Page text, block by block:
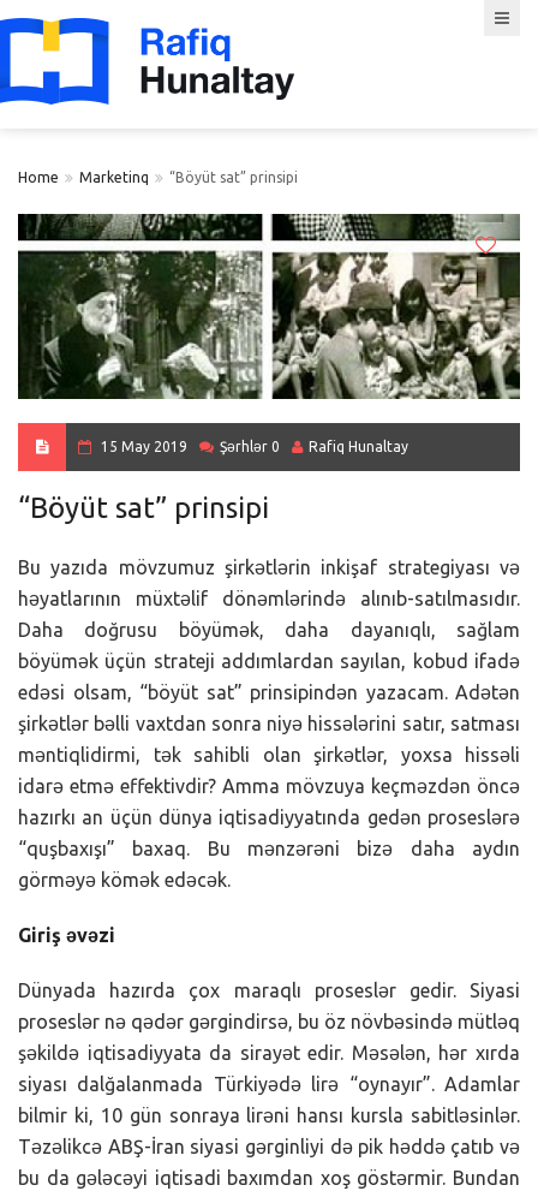
Home Marketinq “Böyüt sat” prinsipi
15 May 2019 Şərhlər 0 Rafiq Hunaltay
“Böyüt sat” prinsipi
Bu yazıda mövzumuz şirkətlərin inkişaf strategiyası və
həyatlarının müxtəlif dönəmlərində alınıb-satılmasıdır.
Daha doğrusu böyümək, daha dayanıqlı, sağlam
böyümək üçün strateji addımlardan sayılan, kobud ifadə
edəsi olsam, “böyüt sat” prinsipindən yazacam. Adətən
şirkətlər bəlli vaxtdan sonra niyə hissələrini satır, satması
məntiqlidirmi, tək sahibli olan şirkətlər, yoxsa hissəli
idarə etmə effektivdir? Amma mövzuya keçməzdən öncə
hazırkı an üçün dünya iqtisadiyyatında gedən proseslərə
“quşbaxışı” baxaq. Bu mənzərəni bizə daha aydın
görməyə kömək edəcək.
Giriş əvəzi
Dünyada hazırda çox maraqlı proseslər gedir. Siyasi
proseslər nə qədər gərgindirsə, bu öz növbəsində mütləq
şəkildə iqtisadiyyata da sirayət edir. Məsələn, hər xırda
siyası dalğalanmada Türkiyədə lirə “oynayır”. Adamlar
bilmir ki, 10 gün sonraya lirəni hansı kursla sabitləsinlər.
Təzəlikcə ABŞ-İran siyasi gərginliyi də pik həddə çatıb və
bu da gələcəyi iqtisadi baxımdan xoş göstərmir. Bundan